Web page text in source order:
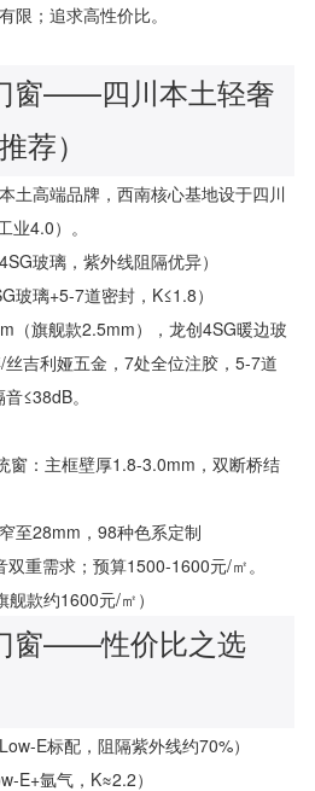
限；追求高性价比。
窗——四川本土轻奢
荐）
土高端品牌，西南核心基地设于四川
4.0）。
璃，紫外线阻隔优异）
璃+5-7道密封，K≤1.8）
（旗舰款2.5mm），龙创4SG暖边玻
吉利娅五金，7处全位注胶，5-7道
≤38dB。
窗：主框壁厚1.8-3.0mm，双断桥结
至28mm，98种色系定制
重需求；预算1500-1600元/㎡。
款约1600元/㎡）
窗——性价比之选
E标配，阻隔紫外线约70%）
氩气，K≈2.2）